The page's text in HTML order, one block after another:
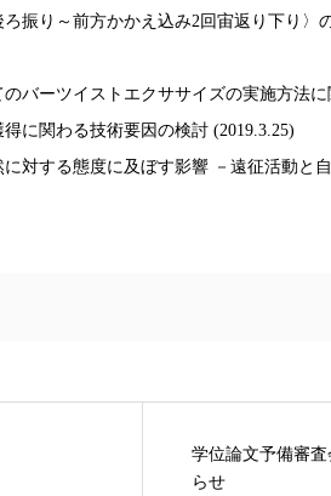
振り～前方かかえ込み2回宙返り下り〉
バーツイストエクササイズの実施方法に
に関わる技術要因の検討 (2019.3.25)
対する態度に及ぼす影響 －遠征活動と
学位論文予備審
らせ